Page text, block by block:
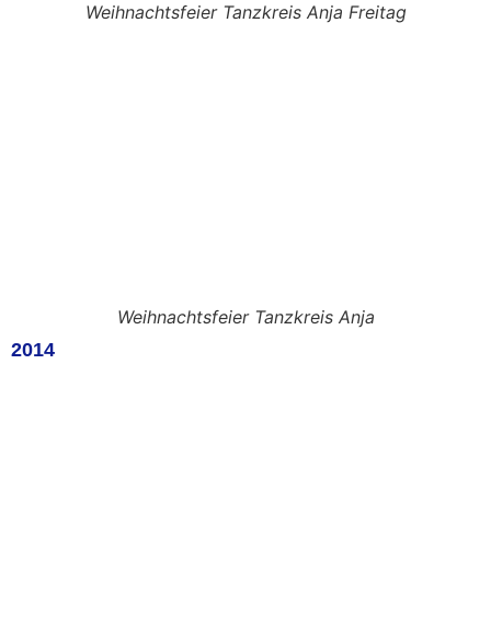
Weihnachtsfeier Tanzkreis Anja Freitag
Weihnachtsfeier Tanzkreis Anja
2014